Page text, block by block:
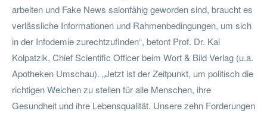
arbeiten und Fake News salonfähig geworden sind, braucht es
verlässliche Informationen und Rahmenbedingungen, um sich
in der Infodemie zurechtzufinden“, betont Prof. Dr. Kai
Kolpatzik, Chief Scientific Officer beim Wort & Bild Verlag (u.a.
Apotheken Umschau). „Jetzt ist der Zeitpunkt, um politisch die
richtigen Weichen zu stellen für alle Menschen, ihre
Gesundheit und ihre Lebensqualität. Unsere zehn Forderungen